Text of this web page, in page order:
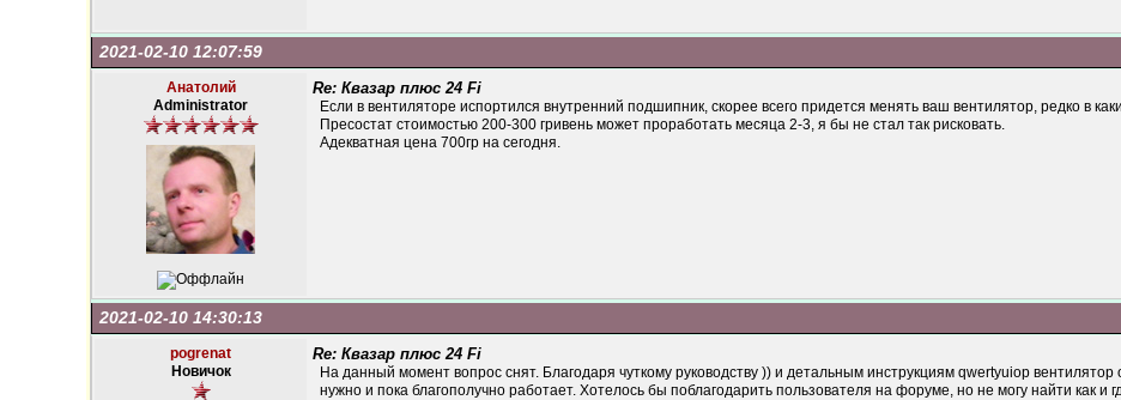
2021-02-10 12:07:59
Анатолий
Administrator
Re: Квазар плюс 24 Fi
Если в вентиляторе испортился внутренний подшипник, скорее всего придется менять ваш вентилятор, редко в
Пресостат стоимостью 200-300 гривень может проработать месяца 2-3, я бы не стал так рисковать.
Адекватная цена 700гр на сегодня.
2021-02-10 14:30:13
pogrenat
Новичок
Re: Квазар плюс 24 Fi
На данный момент вопрос снят. Благодаря чуткому руководству )) и детальным инструкциям qwertyuiop
нужно и пока благополучно работает. Хотелось бы поблагодарить пользователя на форуме, но не могу найти как и